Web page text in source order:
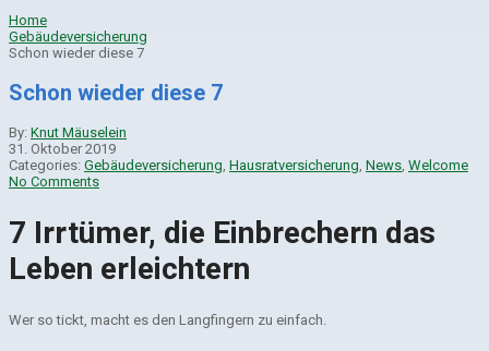
Home
Gebäudeversicherung
Schon wieder diese 7
Schon wieder diese 7
By: Knut Mäuselein
31. Oktober 2019
Categories: Gebäudeversicherung Hausratversicherung News Welcome
No Comments
7 Irr­tü­mer, die Ein­bre­chern das
Leben erleich­tern
Wer so tickt, macht es den Langfingern zu einfach.